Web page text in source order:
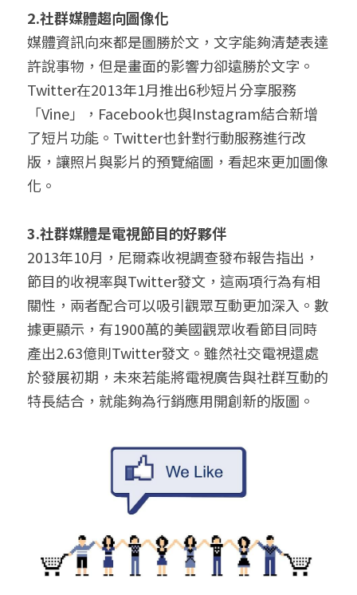
2.社群媒體趨向圖像化
媒體資訊向來都是圖勝於文，文字能夠清楚表達
許說事物，但是畫面的影響力卻遠勝於文字。
Twitter在2013年1月推出6秒短片分享服務
「Vine」，Facebook也與Instagram結合新增
了短片功能。Twitter也針對行動服務進行改
版，讓照片與影片的預覽縮圖，看起來更加圖像
化。
3.社群媒體是電視節目的好夥伴
2013年10月，尼爾森收視調查發布報告指出，
節目的收視率與Twitter發文，這兩項行為有相
關性，兩者配合可以吸引觀眾互動更加深入。數
據更顯示，有1900萬的美國觀眾收看節目同時
產出2.63億則Twitter發文。雖然社交電視還處
於發展初期，未來若能將電視廣告與社群互動的
特長結合，就能夠為行銷應用開創新的版圖。